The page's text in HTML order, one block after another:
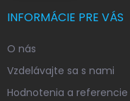
INFORMÁCIE PRE VÁS
O nás
Vzdelávajte sa s nami
Hodnotenia a